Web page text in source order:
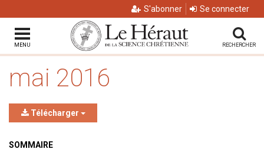
S'abonner Se connecter
MENU RECHERCHER
mai 2016
Télécharger
SOMMAIRE